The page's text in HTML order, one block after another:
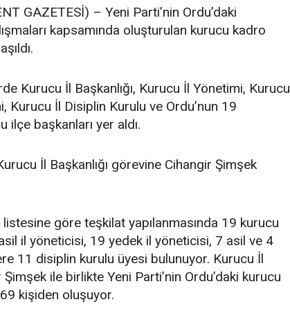
GAZETESİ) – Yeni Parti’nin Ordu’daki
kapsamında oluşturulan kurucu kadro
Kurucu İl Başkanlığı, Kurucu İl Yönetimi, Kurucu
Kurucu İl Disiplin Kurulu ve Ordu’nun 19
ilçe başkanları yer aldı.
İl Başkanlığı görevine Cihangir Şimşek
listesine göre teşkilat yapılanmasında 19 kurucu
il yöneticisi, 19 yedek il yöneticisi, 7 asil ve 4
11 disiplin kurulu üyesi bulunuyor. Kurucu İl
Şimşek ile birlikte Yeni Parti’nin Ordu’daki kurucu
kişiden oluşuyor.